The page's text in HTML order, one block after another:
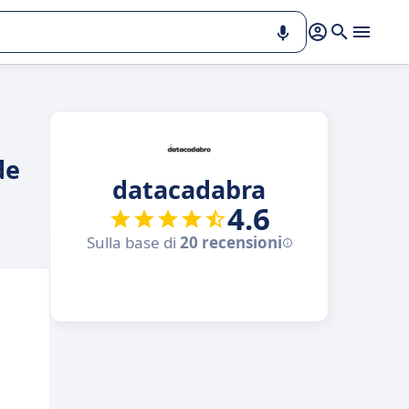
datacadabra
4.6
Sulla base di 20 recensioni